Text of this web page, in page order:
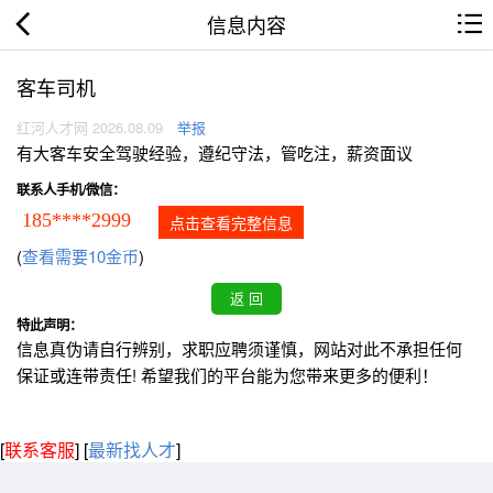
信息内容
客车司机
红河人才网 2026.08.09 举报
有大客车安全驾驶经验，遵纪守法，管吃注，薪资面议
联系人手机/微信：
185****2999 点击查看完整信息
(查看需要10金币)
特此声明：
信息真伪请自行辨别，求职应聘须谨慎，网站对此不承担任何
保证或连带责任! 希望我们的平台能为您带来更多的便利！
[联系客服] [最新找人才]